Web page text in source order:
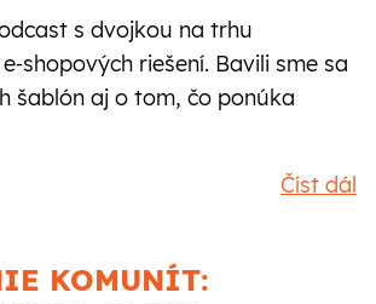
s dvojkou na trhu
riešení. Bavili sme sa
šablón aj o tom, čo ponúka
Číst dál
KOMUNÍT: